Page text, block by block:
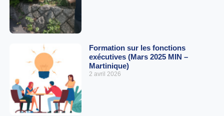
Formation sur les fonctions
exécutives (Mars 2025 MIN –
Martinique)
2 avril 2026